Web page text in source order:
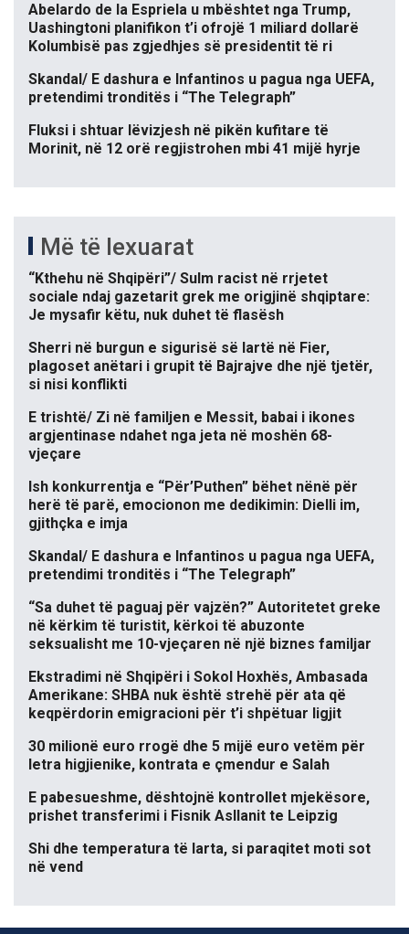
Abelardo de la Espriela u mbështet nga Trump,
Uashingtoni planifikon t’i ofrojë 1 miliard dollarë
Kolumbisë pas zgjedhjes së presidentit të ri
Skandal/ E dashura e Infantinos u pagua nga UEFA,
pretendimi tronditës i “The Telegraph”
Fluksi i shtuar lëvizjesh në pikën kufitare të
Morinit, në 12 orë regjistrohen mbi 41 mijë hyrje
Më të lexuarat
“Kthehu në Shqipëri”/ Sulm racist në rrjetet
sociale ndaj gazetarit grek me origjinë shqiptare:
Je mysafir këtu, nuk duhet të flasësh
Sherri në burgun e sigurisë së lartë në Fier,
plagoset anëtari i grupit të Bajrajve dhe një tjetër,
si nisi konflikti
E trishtë/ Zi në familjen e Messit, babai i ikones
argjentinase ndahet nga jeta në moshën 68-
vjeçare
Ish konkurrentja e “Për’Puthen” bëhet nënë për
herë të parë, emocionon me dedikimin: Dielli im,
gjithçka e imja
Skandal/ E dashura e Infantinos u pagua nga UEFA,
pretendimi tronditës i “The Telegraph”
“Sa duhet të paguaj për vajzën?” Autoritetet greke
në kërkim të turistit, kërkoi të abuzonte
seksualisht me 10-vjeçaren në një biznes familjar
Ekstradimi në Shqipëri i Sokol Hoxhës, Ambasada
Amerikane: SHBA nuk është strehë për ata që
keqpërdorin emigracioni për t’i shpëtuar ligjit
30 milionë euro rrogë dhe 5 mijë euro vetëm për
letra higjienike, kontrata e çmendur e Salah
E pabesueshme, dështojnë kontrollet mjekësore,
prishet transferimi i Fisnik Asllanit te Leipzig
Shi dhe temperatura të larta, si paraqitet moti sot
në vend